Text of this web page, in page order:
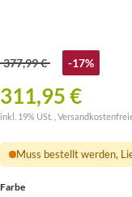
377,99 € -17%
311,95 €
inkl. 19% USt. ,
Muss bestellt werden,
Farbe